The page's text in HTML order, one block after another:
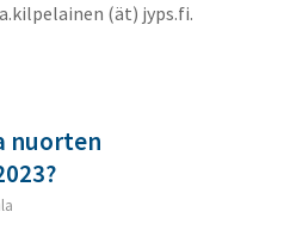
(ät) jyps.fi.
nuorten